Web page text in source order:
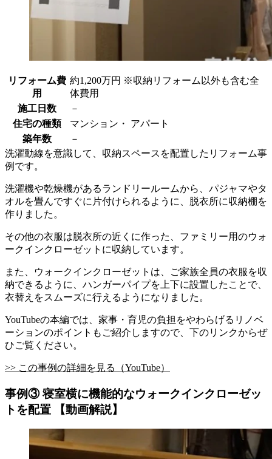
リフォーム費
用
約1,200万円 ※収納リフォーム以外も含む全
体費用
施工日数
－
住宅の種類
マンション・ アパート
築年数
－
洗濯動線を意識して、収納スペースを配置したリフォーム事
例です。
洗濯機や乾燥機があるランドリールームから、パジャマやタ
オルを畳んですぐに片付けられるように、脱衣所に収納棚を
作りました。
その他の衣服は脱衣所の近くに作った、ファミリー用のウォ
ークインクローゼットに収納しています。
また、ウォークインクローゼットは、ご家族全員の衣服を収
納できるように、ハンガーパイプを上下に設置したことで、
衣替えをスムーズに行えるようになりました。
YouTubeの本編では、家事・育児の負担をやわらげるリノベ
ーションのポイントもご紹介しますので、下のリンクからぜ
ひご覧ください。
>> この事例の詳細を見る（YouTube）
事例③ 寝室横に機能的なウォークインクローゼッ
トを配置 【動画解説】